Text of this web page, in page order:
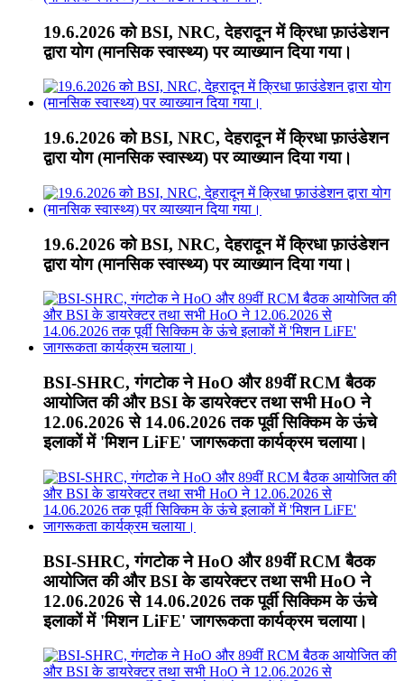
19.6.2026 को BSI, NRC, देहरादून में क्रिधा फ़ाउंडेशन
द्वारा योग (मानसिक स्वास्थ्य) पर व्याख्यान दिया गया।
19.6.2026 को BSI, NRC, देहरादून में क्रिधा फ़ाउंडेशन
द्वारा योग (मानसिक स्वास्थ्य) पर व्याख्यान दिया गया।
19.6.2026 को BSI, NRC, देहरादून में क्रिधा फ़ाउंडेशन
द्वारा योग (मानसिक स्वास्थ्य) पर व्याख्यान दिया गया।
BSI-SHRC, गंगटोक ने HoO और 89वीं RCM बैठक
आयोजित की और BSI के डायरेक्टर तथा सभी HoO ने
12.06.2026 से 14.06.2026 तक पूर्वी सिक्किम के ऊंचे
इलाकों में 'मिशन LiFE' जागरूकता कार्यक्रम चलाया।
BSI-SHRC, गंगटोक ने HoO और 89वीं RCM बैठक
आयोजित की और BSI के डायरेक्टर तथा सभी HoO ने
12.06.2026 से 14.06.2026 तक पूर्वी सिक्किम के ऊंचे
इलाकों में 'मिशन LiFE' जागरूकता कार्यक्रम चलाया।